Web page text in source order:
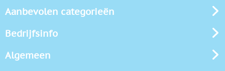
Aanbevolen categorieën
Bedrijfsinfo
Algemeen